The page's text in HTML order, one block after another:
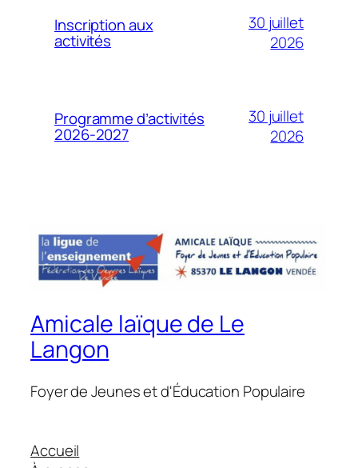
Inscription aux
activités
30 juillet
2026
Programme d’activités
2026-2027
30 juillet
2026
Amicale laïque de Le
Langon
Foyer de Jeunes et d'Éducation Populaire
Accueil